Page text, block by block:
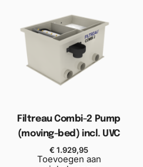
Filtreau Combi-2 Pump
(moving-bed) incl. UVC
€ 1.929,95
Toevoegen aan